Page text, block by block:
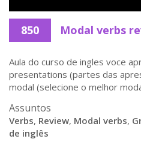
850 Modal verbs
Aula do curso de ingles voce
presentations (partes das
modal (selecione o melhor
Assuntos
Verbs, Review, Modal verbs,
de inglês